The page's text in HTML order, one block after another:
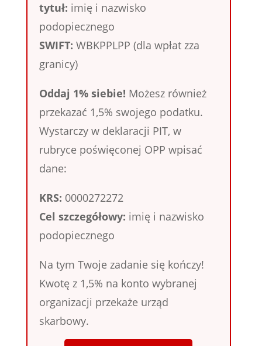
tytuł: imię i nazwisko
podopiecznego
SWIFT: WBKPPLPP (dla wpłat zza
granicy)
Oddaj 1% siebie! Możesz również
przekazać 1,5% swojego podatku.
Wystarczy w deklaracji PIT, w
rubryce poświęconej OPP wpisać
dane:
KRS: 0000272272
Cel szczegółowy: imię i nazwisko
podopiecznego
Na tym Twoje zadanie się kończy!
Kwotę z 1,5% na konto wybranej
organizacji przekaże urząd
skarbowy.